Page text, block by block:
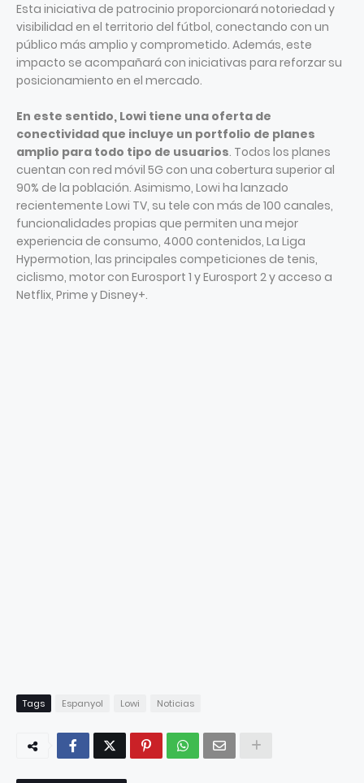
Esta iniciativa de patrocinio proporcionará notoriedad y
visibilidad en el territorio del fútbol, conectando con un
público más amplio y comprometido. Además, este
impacto se acompañará con iniciativas para reforzar su
posicionamiento en el mercado.
En este sentido, Lowi tiene una oferta de
conectividad que incluye un portfolio de planes
amplio para todo tipo de usuarios. Todos los planes
cuentan con red móvil 5G con una cobertura superior al
90% de la población. Asimismo, Lowi ha lanzado
recientemente Lowi TV, su tele con más de 100 canales,
funcionalidades propias que permiten una mejor
experiencia de consumo, 4000 contenidos, La Liga
Hypermotion, las principales competiciones de tenis,
ciclismo, motor con Eurosport 1 y Eurosport 2 y acceso a
Netflix, Prime y Disney+.
Tags Espanyol Lowi Noticias